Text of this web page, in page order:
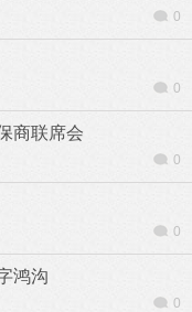
0
0
商联席会
0
0
鸿沟
0